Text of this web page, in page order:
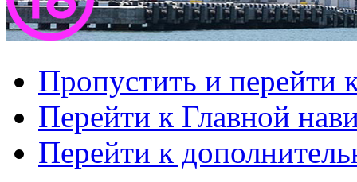
Пропустить и перейти
Перейти к Главной
Перейти к